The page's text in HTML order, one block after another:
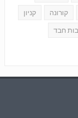
קורונה קניון
חבד